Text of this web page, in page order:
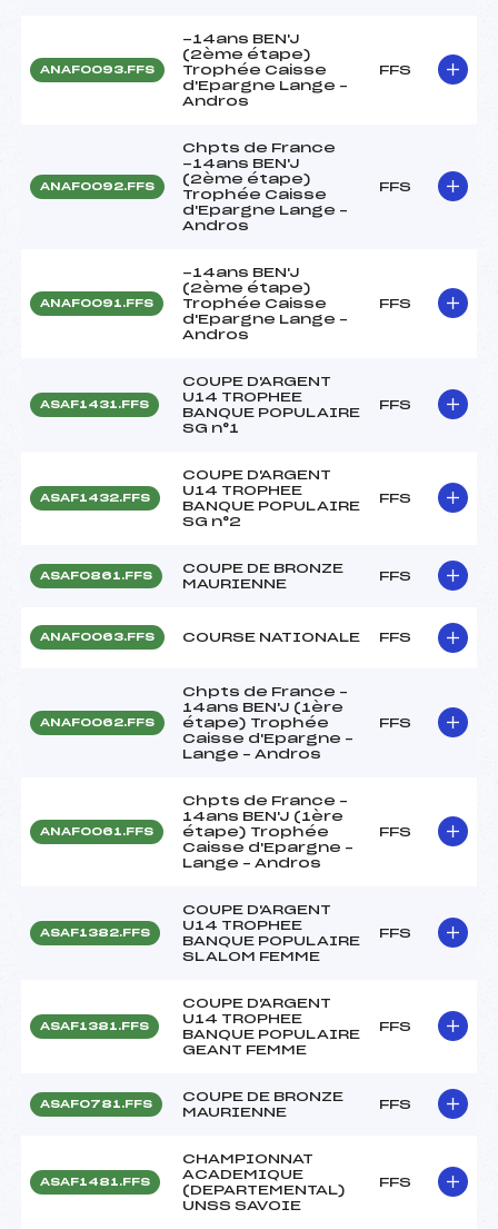
ANAF0093.FFS
-14ans BEN'J
(2ème étape)
Trophée Caisse
d'Epargne Lange –
Andros
FFS
ANAF0092.FFS
Chpts de France
-14ans BEN'J
(2ème étape)
Trophée Caisse
d'Epargne Lange –
Andros
FFS
ANAF0091.FFS
-14ans BEN'J
(2ème étape)
Trophée Caisse
d'Epargne Lange –
Andros
FFS
ASAF1431.FFS
COUPE D'ARGENT
U14 TROPHEE
BANQUE POPULAIRE
SG n°1
FFS
ASAF1432.FFS
COUPE D'ARGENT
U14 TROPHEE
BANQUE POPULAIRE
SG n°2
FFS
ASAF0861.FFS
COUPE DE BRONZE
MAURIENNE
FFS
ANAF0063.FFS COURSE NATIONALE FFS
ANAF0062.FFS
Chpts de France –
14ans BEN'J (1ère
étape) Trophée
Caisse d'Epargne –
Lange – Andros
FFS
ANAF0061.FFS
Chpts de France –
14ans BEN'J (1ère
étape) Trophée
Caisse d'Epargne –
Lange – Andros
FFS
ASAF1382.FFS
COUPE D'ARGENT
U14 TROPHEE
BANQUE POPULAIRE
SLALOM FEMME
FFS
ASAF1381.FFS
COUPE D'ARGENT
U14 TROPHEE
BANQUE POPULAIRE
GEANT FEMME
FFS
ASAF0781.FFS
COUPE DE BRONZE
MAURIENNE
FFS
ASAF1481.FFS
CHAMPIONNAT
ACADEMIQUE
(DEPARTEMENTAL)
UNSS SAVOIE
FFS